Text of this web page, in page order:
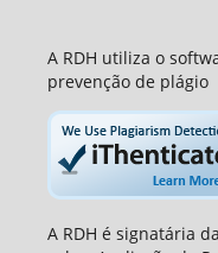
A RDH utiliza o
prevenção de plágio
A RDH é signatária